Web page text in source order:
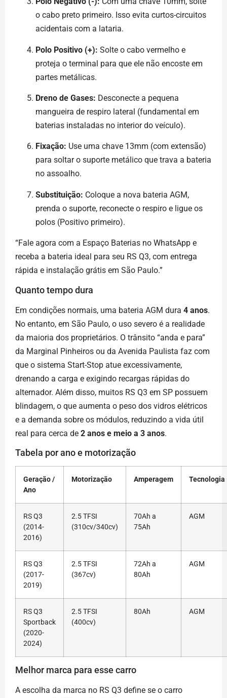
o cabo preto primeiro. Isso evita curtos-circuitos
acidentais com a lataria.
Polo Positivo (+): Solte o cabo vermelho e
proteja o terminal para que ele não encoste em
partes metálicas.
Dreno de Gases: Desconecte a pequena
mangueira de respiro lateral (fundamental em
baterias instaladas no interior do veículo).
Fixação: Use uma chave 13mm (com extensão)
para soltar o suporte metálico que trava a bateria
no assoalho.
Substituição: Coloque a nova bateria AGM,
prenda o suporte, reconecte o respiro e ligue os
polos (Positivo primeiro).
“Fale agora com a Espaço Baterias no WhatsApp e
receba a bateria ideal para seu RS Q3, com entrega
rápida e instalação grátis em São Paulo.”
Quanto tempo dura
Em condições normais, uma bateria AGM dura 4 anos.
No entanto, em São Paulo, o uso severo é a realidade
da maioria dos proprietários. O trânsito “anda e para”
da Marginal Pinheiros ou da Avenida Paulista faz com
que o sistema Start-Stop atue excessivamente,
drenando a carga e exigindo recargas rápidas do
alternador. Além disso, muitos RS Q3 em SP possuem
blindagem, o que aumenta o peso dos vidros elétricos
e a demanda sobre os módulos, reduzindo a vida útil
real para cerca de 2 anos e meio a 3 anos.
Tabela por ano e motorização
Geração /
Ano
Motorização Amperagem Tecnologia
RS Q3
(2014-
2016)
2.5 TFSI
(310cv/340cv)
70Ah a
75Ah
AGM
RS Q3
(2017-
2019)
2.5 TFSI
(367cv)
72Ah a
80Ah
AGM
RS Q3
Sportback
(2020-
2024)
2.5 TFSI
(400cv)
80Ah AGM
Melhor marca para esse carro
A escolha da marca no RS Q3 define se o carro